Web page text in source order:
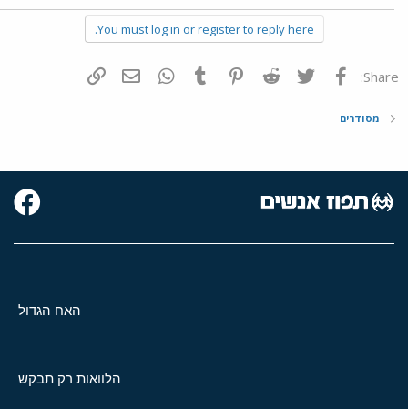
You must log in or register to reply here.
Share: פייסבוק Twitter
Reddit
Pinterest
Tumblr
WhatsAppדואר אלקטרוני
מסודרים
האח הגדול
הלוואות רק תבקש